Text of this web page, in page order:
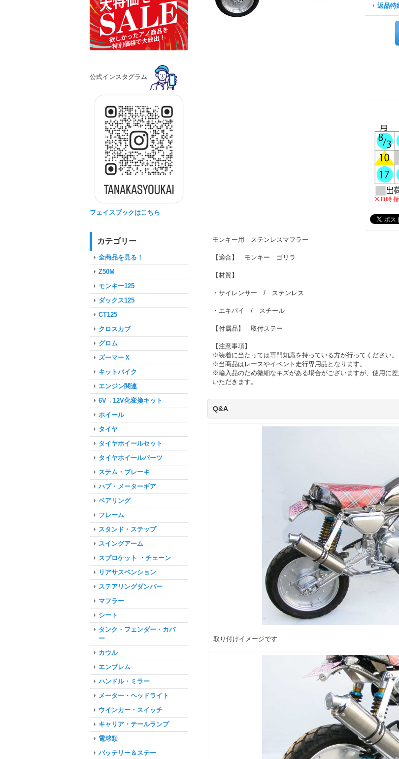
公式インスタグラム
フェイスブックはこちら
カテゴリー
全商品を見る！
Z50M
モンキー125
ダックス125
CT125
クロスカブ
グロム
ズーマーＸ
キットバイク
エンジン関連
6V→12V化変換キット
ホイール
タイヤ
タイヤホイールセット
タイヤホイールパーツ
ステム・ブレーキ
ハブ・メーターギア
ベアリング
フレーム
スタンド・ステップ
スイングアーム
スプロケット ・チェーン
リアサスペンション
ステアリングダンパー
マフラー
シート
タンク・フェンダー・カバ
ー
カウル
エンブレム
ハンドル・ミラー
メーター・ヘッドライト
ウインカー・スイッチ
キャリア・テールランプ
電球類
バッテリー＆ステー
返品特
モンキー用 ステンレスマフラー
【適合】 モンキー ゴリラ
【材質】
・サイレンサー / ステンレス
・エキパイ / スチール
【付属品】 取付ステー
【注意事項】
※装着に当たっては専門知識を持っている方が行ってください。
※当商品はレースやイベント走行専用品となります。
※輸入品のため微細なキズがある場合がございますが、使用に
いただきます。
Q&A
取り付けイメージです